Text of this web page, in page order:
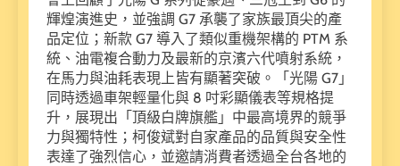
輝煌演進史，並強調 G7 承襲了家族最頂尖的產
品定位；新款 G7 導入了類似重機架構的 PTM 系
統、油電複合動力及最新的京濱六代噴射系統，
在馬力與油耗表現上皆有顯著突破。「光陽 G7」
同時透過車架輕量化與 8 吋彩顯儀表等規格提
升，展現出「頂級白牌旗艦」中最高境界的競爭
力與獨特性；柯俊斌對自家產品的品質與安全性
表達了強烈信心，並邀請消費者透過全台各地的